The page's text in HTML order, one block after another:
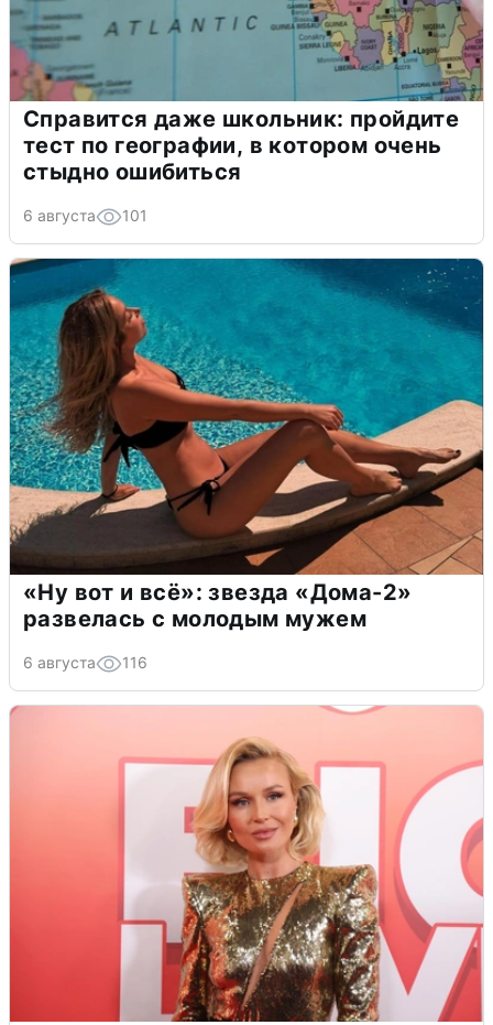
Справится даже школьник: пройдите
тест по географии, в котором очень
стыдно ошибиться
6 августа 101
«Ну вот и всё»: звезда «Дома-2»
развелась с молодым мужем
6 августа 116